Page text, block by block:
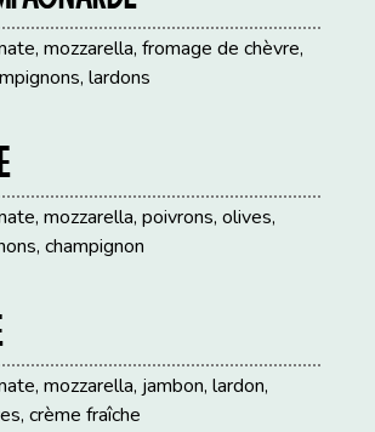
mozzarella, fromage de chèvre,
lardons
mozzarella, poivrons, olives,
champignon
mozzarella, jambon, lardon,
crème fraîche